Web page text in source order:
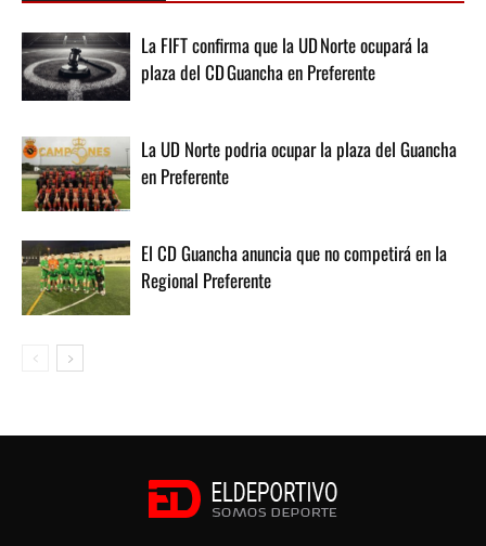
La FIFT confirma que la UD Norte ocupará la
plaza del CD Guancha en Preferente
La UD Norte podria ocupar la plaza del Guancha
en Preferente
El CD Guancha anuncia que no competirá en la
Regional Preferente